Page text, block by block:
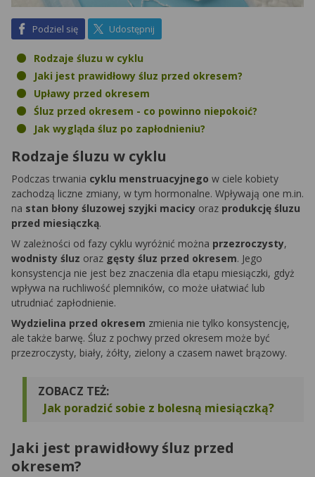
Podziel sięna FacebookUdostępnij
Rodzaje śluzu w cyklu
Jaki jest prawidłowy śluz przed okresem?
Upławy przed okresem
Śluz przed okresem - co powinno niepokoić?
Jak wygląda śluz po zapłodnieniu?
Rodzaje śluzu w cyklu
Podczas trwania cyklu menstruacyjnego w ciele kobiety
zachodzą liczne zmiany, w tym hormonalne. Wpływają one m.in.
na stan błony śluzowej szyjki macicy oraz produkcję śluzu
przed miesiączką.
W zależności od fazy cyklu wyróżnić można przezroczysty,
wodnisty śluz oraz gęsty śluz przed okresem. Jego
konsystencja nie jest bez znaczenia dla etapu miesiączki, gdyż
wpływa na ruchliwość plemników, co może ułatwiać lub
utrudniać zapłodnienie.
Wydzielina przed okresem zmienia nie tylko konsystencję,
ale także barwę. Śluz z pochwy przed okresem może być
przezroczysty, biały, żółty, zielony a czasem nawet brązowy.
ZOBACZ TEŻ:
Jak poradzić sobie z bolesną miesiączką?
Jaki jest prawidłowy śluz przed
okresem?